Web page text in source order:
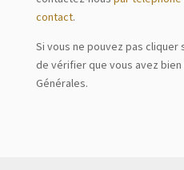
contact.
Si vous ne pouvez pas
de vérifier que vous avez
Générales.